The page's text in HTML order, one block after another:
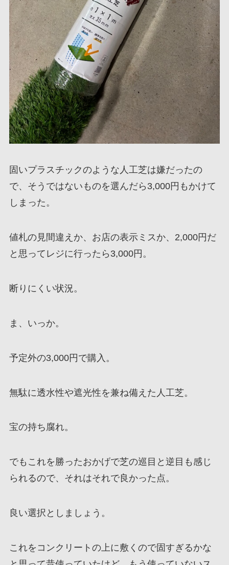
固いプラスチックのような人工芝は嫌だったの
で、そうではないものを選んだら3,000円もかけて
しまった。
値札の見間違えか、お店の表示ミスか、2,000円だ
と思ってレジに行ったら3,000円。
断りにくい状況。
ま、いっか。
予定外の3,000円で購入。
無駄に透水性や遮光性を兼ね備えた人工芝。
宝の持ち腐れ。
でもこれを勝ったおかげで芝の巡目と逆目も感じ
られるので、それはそれで良かった点。
良い選択としましょう。
これをコンクリートの上に敷くので固すぎるかな